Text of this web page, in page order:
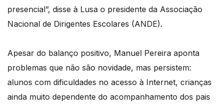
presencial”, disse à Lusa o presidente da Associação
Nacional de Dirigentes Escolares (ANDE).
Apesar do balanço positivo, Manuel Pereira aponta
problemas que não são novidade, mas persistem:
alunos com dificuldades no acesso à Internet, crianças
ainda muito dependente do acompanhamento dos pais